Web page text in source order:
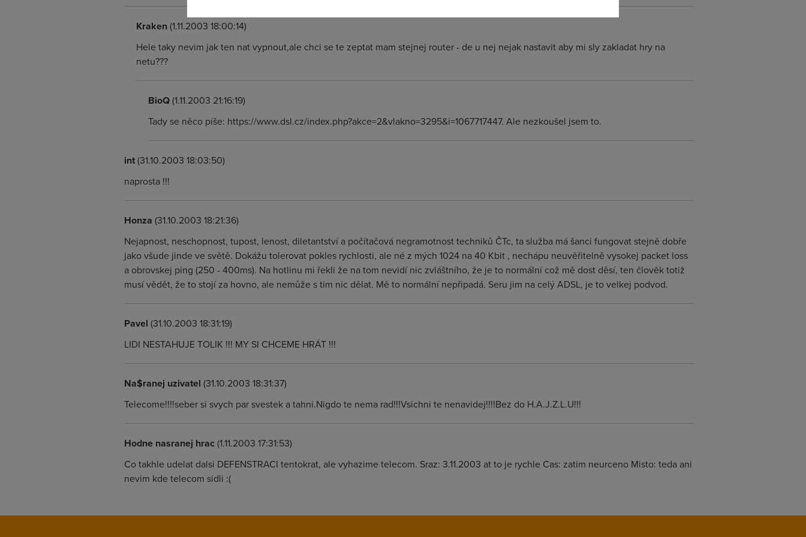
Kraken(1.11.2003 18:00:14)
Hele taky nevim jak ten nat vypnout,ale chci se te zeptat mam stejnej router - de u nej nejak nastavit aby mi sly zakladat hry na
netu???
BioQ(1.11.2003 21:16:19)
Tady se něco píše: https://www.dsl.cz/index.php?akce=2&vlakno=3295&i=1067717447. Ale nezkoušel jsem to.
int(31.10.2003 18:03:50)
naprosta !!!
Honza (31.10.2003 18:21:36)
Nejapnost, neschopnost, tupost, lenost, diletantství a počítačová negramotnost techniků ČTc, ta služba má šanci fungovat stejně dobře
jako všude jinde ve světě. Dokážu tolerovat pokles rychlosti, ale né z mých 1024 na 40 Kbit , nechápu neuvěřitelně vysokej packet loss
a obrovskej ping (250 - 400ms). Na hotlinu mi řekli že na tom nevidí nic zvláštního, že je to normální což mě dost děsí, ten člověk totiž
musí vědět, že to stojí za hovno, ale nemůže s tim nic dělat. Mě to normální nepřipadá. Seru jim na celý ADSL, je to velkej podvod.
Pavel (31.10.2003 18:31:19)
LIDI NESTAHUJE TOLIK !!! MY SI CHCEME HRÁT !!!
Na$ranej uzivatel (31.10.2003 18:31:37)
Telecome!!!!seber si svych par svestek a tahni.Nigdo te nema rad!!!Vsichni te nenavidej!!!!Bez do H.A.J.Z.L.U!!!
Hodne nasranej hrac(1.11.2003 17:31:53)
Co takhle udelat dalsi DEFENSTRACI tentokrat, ale vyhazime telecom. Sraz: 3.11.2003 at to je rychle Cas: zatim neurceno Misto: teda ani
nevim kde telecom sidli :(